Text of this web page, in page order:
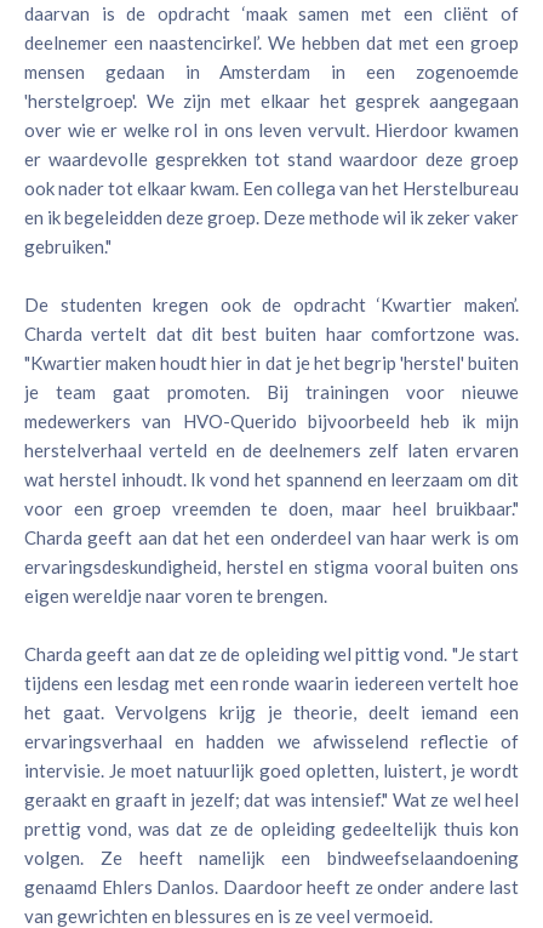
daarvan is de opdracht ‘maak samen met een cliënt of
deelnemer een naastencirkel’. We hebben dat met een groep
mensen gedaan in Amsterdam in een zogenoemde
'herstelgroep'. We zijn met elkaar het gesprek aangegaan
over wie er welke rol in ons leven vervult. Hierdoor kwamen
er waardevolle gesprekken tot stand waardoor deze groep
ook nader tot elkaar kwam. Een collega van het Herstelbureau
en ik begeleidden deze groep. Deze methode wil ik zeker vaker
gebruiken."
De studenten kregen ook de opdracht ‘Kwartier maken’.
Charda vertelt dat dit best buiten haar comfortzone was.
"Kwartier maken houdt hier in dat je het begrip 'herstel' buiten
je team gaat promoten. Bij trainingen voor nieuwe
medewerkers van HVO-Querido bijvoorbeeld heb ik mijn
herstelverhaal verteld en de deelnemers zelf laten ervaren
wat herstel inhoudt. Ik vond het spannend en leerzaam om dit
voor een groep vreemden te doen, maar heel bruikbaar."
Charda geeft aan dat het een onderdeel van haar werk is om
ervaringsdeskundigheid, herstel en stigma vooral buiten ons
eigen wereldje naar voren te brengen.
Charda geeft aan dat ze de opleiding wel pittig vond. "Je start
tijdens een lesdag met een ronde waarin iedereen vertelt hoe
het gaat. Vervolgens krijg je theorie, deelt iemand een
ervaringsverhaal en hadden we afwisselend reflectie of
intervisie. Je moet natuurlijk goed opletten, luistert, je wordt
geraakt en graaft in jezelf; dat was intensief." Wat ze wel heel
prettig vond, was dat ze de opleiding gedeeltelijk thuis kon
volgen. Ze heeft namelijk een bindweefselaandoening
genaamd Ehlers Danlos. Daardoor heeft ze onder andere last
van gewrichten en blessures en is ze veel vermoeid.